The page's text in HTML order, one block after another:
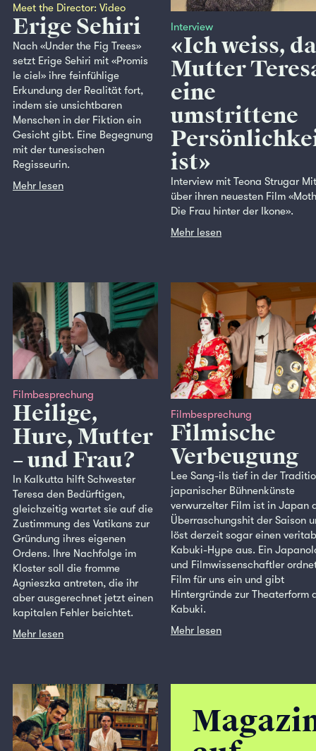
Meet the Director: Video
Erige Sehiri
Nach «Under the Fig Trees»
setzt Erige Sehiri mit «Promis
le ciel» ihre feinfühlige
Erkundung der Realität fort,
indem sie unsichtbaren
Menschen in der Fiktion ein
Gesicht gibt. Eine Begegnung
mit der tunesischen
Regisseurin.
Mehr lesen
Interview
«Ich weiss,
Mutter
eine
umstrittene
ist»
Interview mit Teona Strugar
über ihren neuesten Film
Die Frau hinter der Ikone».
Mehr lesen
Filmbesprechung
Heilige,
Hure, Mutter
– und Frau?
In Kalkutta hilft Schwester
Teresa den Bedürftigen,
gleichzeitig wartet sie auf die
Zustimmung des Vatikans zur
Gründung ihres eigenen
Ordens. Ihre Nachfolge im
Kloster soll die fromme
Agnieszka antreten, die ihr
aber ausgerechnet jetzt einen
kapitalen Fehler beichtet.
Mehr lesen
Filmbesprechung
Filmische
Verbeugung
Lee Sang-ils tief in der
japanischer Bühnenkünste
verwurzelter Film ist in Japan
Überraschungshit der Saison
löst derzeit sogar einen
Kabuki-Hype aus. Ein
und Filmwissenschaftler
Film für uns ein und gibt
Hintergründe zur Theaterform
Kabuki.
Mehr lesen